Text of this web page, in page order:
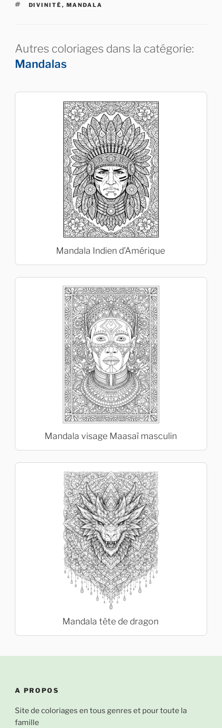
ÉTIQUETTES
DIVINITÉ , MANDALA
Autres coloriages dans la catégorie:
Mandalas
Mandala Indien d’Amérique
Mandala visage Maasaï masculin
Mandala tête de dragon
A PROPOS
Site de coloriages en tous genres et pour toute la
famille